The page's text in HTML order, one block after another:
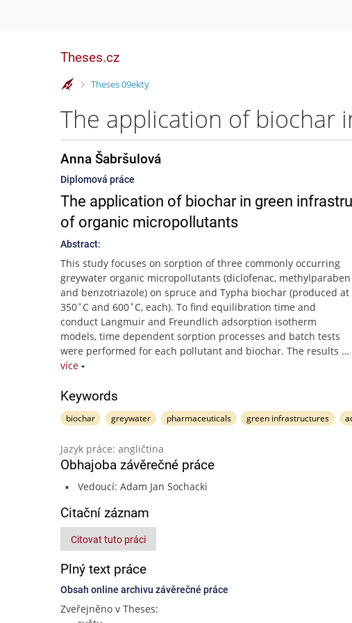
Theses.cz
>
Theses 09ekty
Anna Šabršulová
Diplomová práce
The application of biochar in green
of organic micropollutants
Abstract:
This study focuses on sorption of three commonly occurring
greywater organic micropollutants (diclofenac, methylparaben
and benzotriazole) on spruce and Typha biochar (produced at
350˚C and 600˚C, each). To find equilibration time and
conduct Langmuir and Freundlich adsorption isotherm
models, time dependent sorption processes and batch tests
were performed for each pollutant and biochar. The results …
více
Keywords
biochar greywater pharmaceuticals green infrastructures
Jazyk práce: angličtina
Obhajoba závěrečné práce
Vedoucí: Adam Jan Sochacki
Citační záznam
Citovat tuto práci
Plný text práce
Obsah online archivu závěrečné práce
Zveřejněno v Theses: